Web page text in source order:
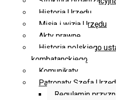
Historia Urzędu
Misja i wizja Urzędu
Akty prawne
Historia polskiego
kombatanckiego
Komunikaty
Patronaty Szefa
Regulamin